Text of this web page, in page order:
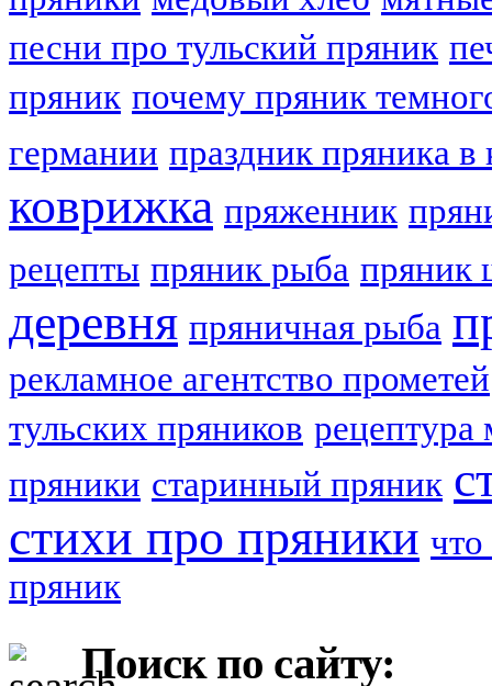
песни про тульский пряник
пряник почему пряник
германии праздник пряника в
коврижка пряженник
рецепты пряник рыба пряник
деревня пряничная рыба
рекламное агентство прометей
тульских пряников рецептура
пряники старинный пряник
стихи про пряники что
пряник
Поиск по сайту: